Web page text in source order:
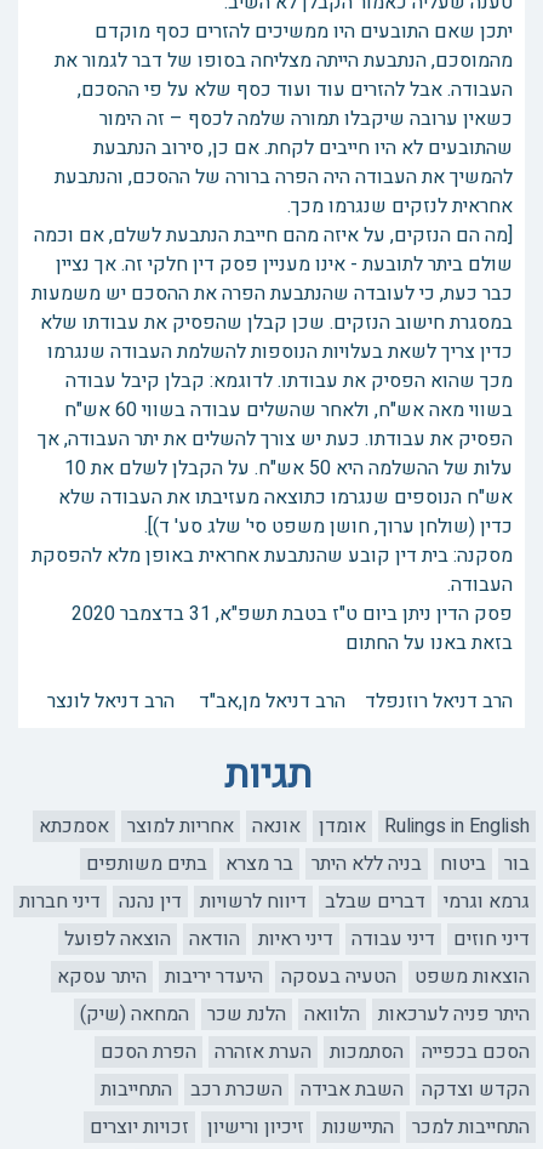
יתכן שאם התובעים היו ממשיכים להזרים כסף מוקדם
מהמוסכם, הנתבעת הייתה מצליחה בסופו של דבר לגמור את
העבודה. אבל להזרים עוד ועוד כסף שלא על פי ההסכם,
כשאין ערובה שיקבלו תמורה שלמה לכסף – זה הימור
שהתובעים לא היו חייבים לקחת. אם כן, סירוב הנתבעת
להמשיך את העבודה היה הפרה ברורה של ההסכם, והנתבעת
אחראית לנזקים שנגרמו מכך.
[מה הם הנזקים, על איזה מהם חייבת הנתבעת לשלם, אם וכמה
שולם ביתר לתובעת - אינו מעניין פסק דין חלקי זה. אך נציין
כבר כעת, כי לעובדה שהנתבעת הפרה את ההסכם יש משמעות
במסגרת חישוב הנזקים. שכן קבלן שהפסיק את עבודתו שלא
כדין צריך לשאת בעלויות הנוספות להשלמת העבודה שנגרמו
מכך שהוא הפסיק את עבודתו. לדוגמא: קבלן קיבל עבודה
בשווי מאה אש"ח, ולאחר שהשלים עבודה בשווי 60 אש"ח
הפסיק את עבודתו. כעת יש צורך להשלים את יתר העבודה, אך
עלות של ההשלמה היא 50 אש"ח. על הקבלן לשלם את 10
אש"ח הנוספים שנגרמו כתוצאה מעזיבתו את העבודה שלא
כדין (שולחן ערוך, חושן משפט סי' שלג סע' ד)].
מסקנה: בית דין קובע שהנתבעת אחראית באופן מלא להפסקת
העבודה.
פסק הדין ניתן ביום ט"ז בטבת תשפ"א, 31 בדצמבר 2020
בזאת באנו על החתום
הרב דניאל רוזנפלד הרב דניאל מן,אב"ד הרב דניאל לונצר
תגיות
Rulings in English אומדן אונאה אחריות למוצר
אסמכתא
בור
ביטוח בניה ללא היתר בר מצרא
בתים משותפים
גרמא וגרמי
דברים שבלב דיווח לרשויות דין נהנה
דיני חברות
דיני חוזים
דיני עבודה דיני ראיות הודאה
הוצאה לפועל
הוצאות משפט
הטעיה בעסקה היעדר יריבות
היתר עסקא
היתר פניה לערכאות
הלוואה הלנת שכר
המחאה (שיק)
הסכם בכפייה
הסתמכות הערת אזהרה
הפרת הסכם
הקדש וצדקה
השבת אבידה השכרת רכב
התחייבות
התחייבות למכר
התיישנות זיכיון ורישיון
זכויות יוצרים